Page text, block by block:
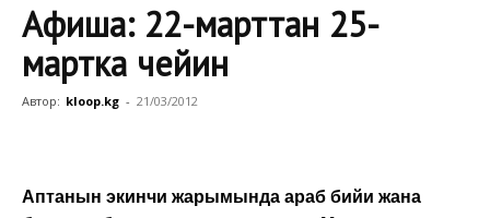
Афиша: 22-марттан 25-
мартка чейин
Автор: kloop.kg - 21/03/2012
Аптанын экинчи жарымында араб бийи жана